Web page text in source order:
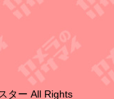
ター All Rights